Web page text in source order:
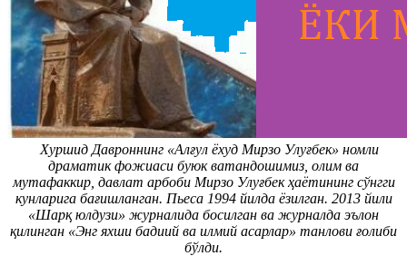
Хуршид Давроннинг «Алғул ёхуд Мирзо Улуғбек» номли
драматик фожиаси буюк ватандошимиз, олим ва
мутафаккир, давлат арбоби Мирзо Улуғбек ҳаётининг сўнгги
кунларига бағишланган. Пьеса 1994 йилда ёзилган. 2013 йили
«Шарқ юлдузи» журналида босилган ва журналда эълон
қилинган «Энг яхши бадиий ва илмий асарлар» танлови ғолиби
бўлди.